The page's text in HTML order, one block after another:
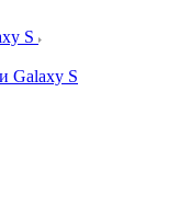
S
Galaxy S